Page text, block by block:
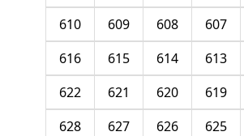
607
608
609
610
613
614
615
616
619
620
621
622
625
626
627
628